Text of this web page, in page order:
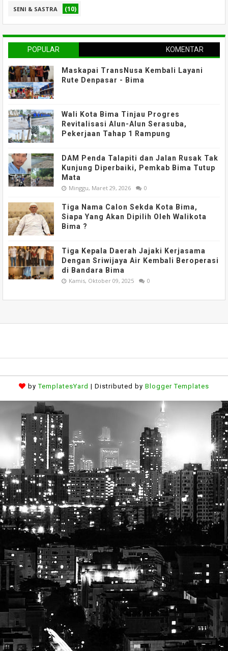
SENI & SASTRA (10)
POPULAR KOMENTAR
Maskapai TransNusa Kembali Layani
Rute Denpasar - Bima
Wali Kota Bima Tinjau Progres
Revitalisasi Alun-Alun Serasuba,
Pekerjaan Tahap 1 Rampung
DAM Penda Talapiti dan Jalan Rusak Tak
Kunjung Diperbaiki, Pemkab Bima Tutup
Mata
Minggu, Maret 29, 2026 0
Tiga Nama Calon Sekda Kota Bima,
Siapa Yang Akan Dipilih Oleh Walikota
Bima ?
Tiga Kepala Daerah Jajaki Kerjasama
Dengan Sriwijaya Air Kembali Beroperasi
di Bandara Bima
Kamis, Oktober 09, 2025 0
byTemplatesYard | Distributed by Blogger Templates